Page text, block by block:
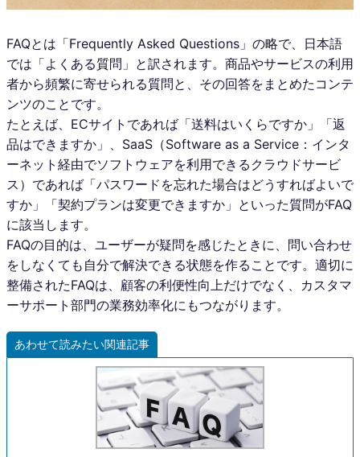
FAQとは「Frequently Asked Questions」の略で、日本語
では「よくある質問」と訳されます。商品やサービスの利用
者から頻繁に寄せられる質問と、その回答をまとめたコンテ
ンツのことです。
たとえば、ECサイトであれば「送料はいくらですか」「返
品はできますか」、SaaS（Software as a Service：インタ
ーネット経由でソフトウェアを利用できるクラウドサービ
ス）であれば「パスワードを忘れた場合はどうすればよいで
すか」「契約プランは変更できますか」といった質問がFAQ
に該当します。
FAQの目的は、ユーザーが疑問を感じたときに、問い合わせ
をしなくても自分で解決できる状態を作ることです。適切に
整備されたFAQは、顧客の利便性向上だけでなく、カスタマ
ーサポート部門の業務効率化にもつながります。
あわせて読みたい関連記事